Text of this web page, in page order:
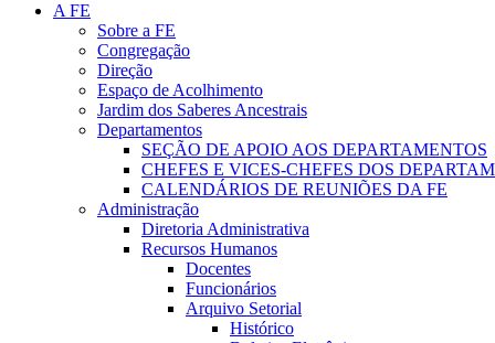
A FE
Sobre a FE
Congregação
Direção
Espaço de Acolhimento
Jardim dos Saberes Ancestrais
Departamentos
SEÇÃO DE APOIO AOS DEPARTAMENTOS
CHEFES E VICES-CHEFES DOS
CALENDÁRIOS DE REUNIÕES DA FE
Administração
Diretoria Administrativa
Recursos Humanos
Docentes
Funcionários
Arquivo Setorial
Histórico